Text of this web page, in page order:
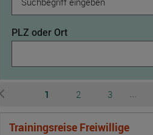
PLZ oder Ort
zur vorherigen Seite wechseln
Seite
1 Seite
2 Seite
3
...
Trainingsreise Freiwillige